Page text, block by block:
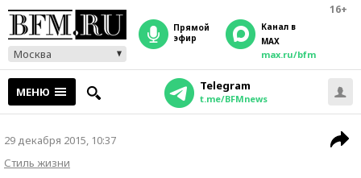
16+
Москва
прямой
эфир
Канал в
MAX
max.ru/bfm
МЕНЮ Telegram
t.me/BFMnews
29 декабря 2015, 10:37
Стиль жизни